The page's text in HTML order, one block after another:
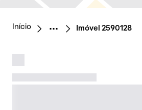
Início Imóvel 2590128